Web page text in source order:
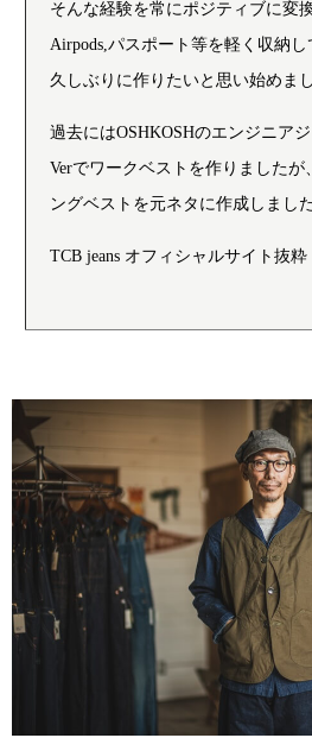
そんな経験を常にポジティブに変
Airpods,パスポート等を軽く収納し
久しぶりに作りたいと思い始めまし
過去にはOSHKOSHのエンジニア
Verでワークベストを作りましたが
ングベストを元ネタに作成しました
TCB jeans オフィシャルサイト抜粋